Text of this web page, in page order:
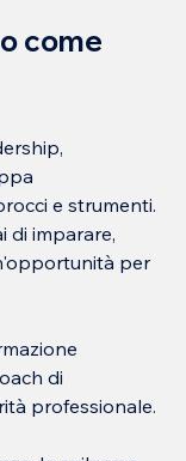
come
e strumenti.
di imparare,
per
di
professionale.